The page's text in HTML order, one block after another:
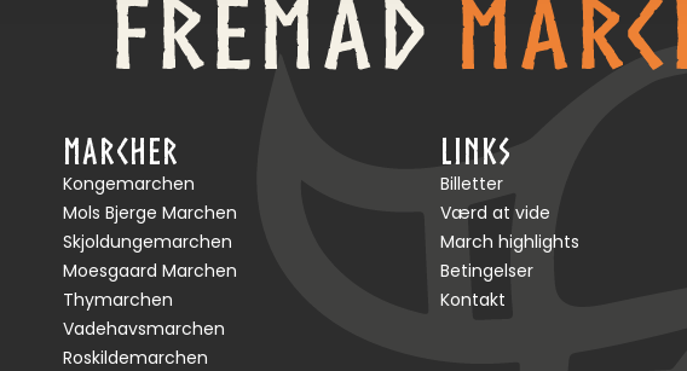
MARCHER
Kongemarchen
Mols Bjerge Marchen
Skjoldungemarchen
Moesgaard Marchen
Thymarchen
Vadehavsmarchen
Roskildemarchen
LINKS
Billetter
Værd at vide
March highlights
Betingelser
Kontakt